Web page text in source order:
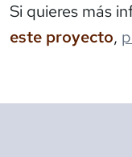
Si quieres más
este proyecto,